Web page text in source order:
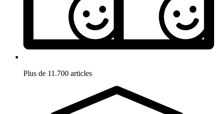
Plus de 11.700 articles